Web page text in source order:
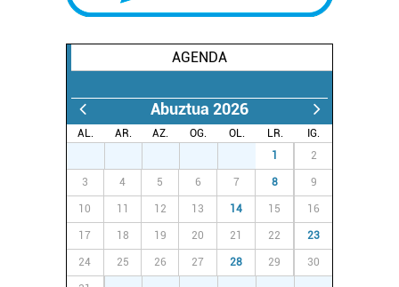
AGENDA
Abuztua 2026
AL. AR. AZ. OG. OL. LR.
IG.
1 2
3 4 5 6 7 8 9
10 11 12 13 14 15 16
17 18 19 20 21 22 23
24 25 26 27 28 29 30